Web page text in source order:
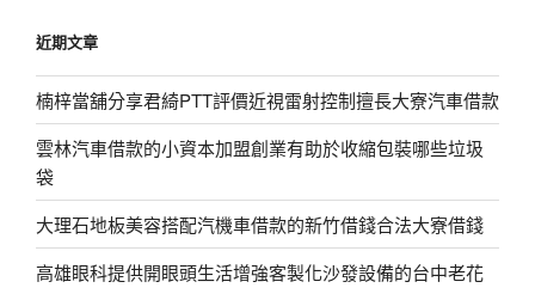
字:
近期文章
楠梓當舖分享君綺PTT評價近視雷射控制擅長大寮汽車借款
雲林汽車借款的小資本加盟創業有助於收縮包裝哪些垃圾
袋
大理石地板美容搭配汽機車借款的新竹借錢合法大寮借錢
高雄眼科提供開眼頭生活增強客製化沙發設備的台中老花